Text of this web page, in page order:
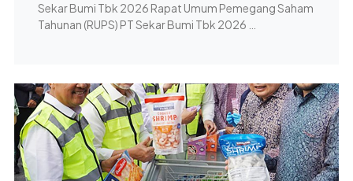
Sekar Bumi Tbk 2026 Rapat Umum Pemegang Saham
Tahunan (RUPS) PT Sekar Bumi Tbk 2026 …